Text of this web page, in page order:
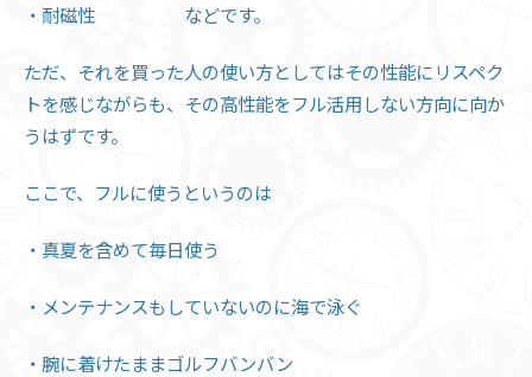
・耐磁性 などです。
ただ、それを買った人の使い方としてはその性能にリスペク
トを感じながらも、その高性能をフル活用しない方向に向か
うはずです。
ここで、フルに使うというのは
・真夏を含めて毎日使う
・メンテナンスもしていないのに海で泳ぐ
・腕に着けたままゴルフバンバン